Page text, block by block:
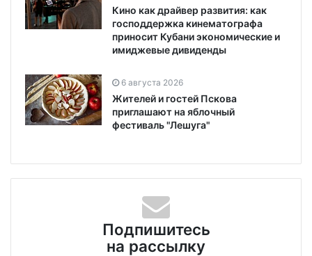
Кино как драйвер развития: как
господдержка кинематографа
приносит Кубани экономические и
имиджевые дивиденды
6 августа 2026
Жителей и гостей Пскова
приглашают на яблочный
фестиваль "Лешуга"
Подпишитесь
на рассылку